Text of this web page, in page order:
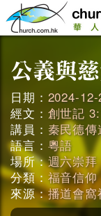
日期： 2024-12-
經文： 創世記
講員： 秦民德傳
語言： 粵語
場所：週六崇拜
分類： 福音信仰
來源：播道會窩